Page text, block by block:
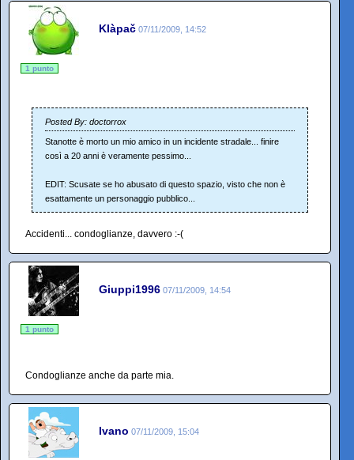
Klàpač 07/11/2009, 14:52
1 punto
Posted By: doctorrox
Stanotte è morto un mio amico in un incidente stradale... finire
così a 20 anni è veramente pessimo...
EDIT: Scusate se ho abusato di questo spazio, visto che non è
esattamente un personaggio pubblico...
Accidenti... condoglianze, davvero :-(
Giuppi1996 07/11/2009, 14:54
1 punto
Condoglianze anche da parte mia.
Ivano 07/11/2009, 15:04